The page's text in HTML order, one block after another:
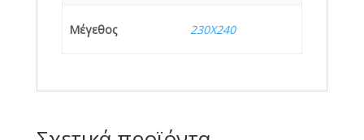
Μέγεθος 230Χ240